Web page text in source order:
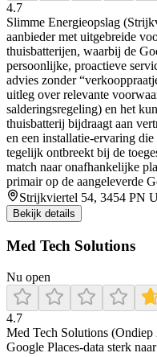
4.7
Slimme Energieopslag
aanbieder met uitgebreide
thuisbatterijen, waarbij de
persoonlijke, proactieve
advies zonder
uitleg over relevante
salderingsregeling) en het
thuisbatterij bijdraagt aan
en een installatie-ervaring
tegelijk ontbreekt bij de
match naar onafhankelijke
primair op de aangeleverde
Strijkviertel 54, 3454 PN
Bekijk details
Med Tech Solutions
Nu open
4.7
Med Tech Solutions
Google Places-data sterk